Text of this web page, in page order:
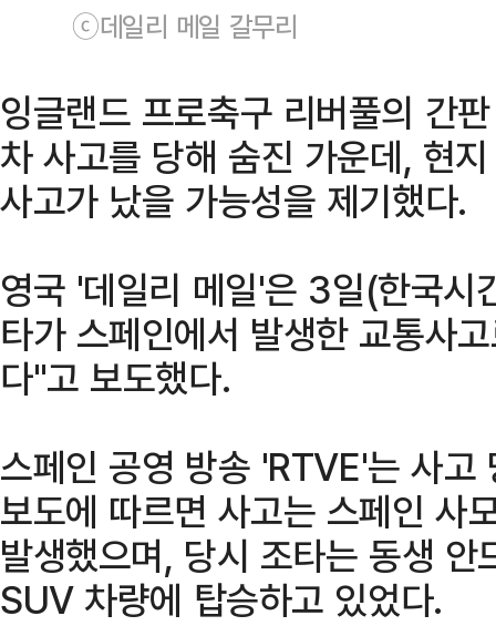
ⓒ데일리 메일 갈무리
잉글랜드 프로축구 리버풀의 간
차 사고를 당해 숨진 가운데, 현
사고가 났을 가능성을 제기했다.
영국 '데일리 메일'은 3일(한국
타가 스페인에서 발생한 교통사
다"고 보도했다.
스페인 공영 방송 'RTVE'는 사고
보도에 따르면 사고는 스페인
발생했으며, 당시 조타는 동생
SUV 차량에 탑승하고 있었다.